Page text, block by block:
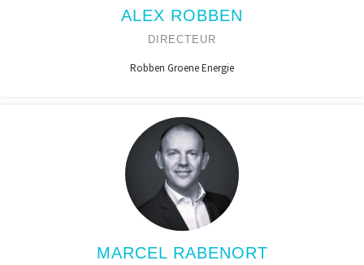
ALEX ROBBEN
DIRECTEUR
Robben Groene Energie
MARCEL RABENORT